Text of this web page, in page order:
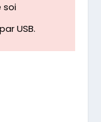
soi
USB.